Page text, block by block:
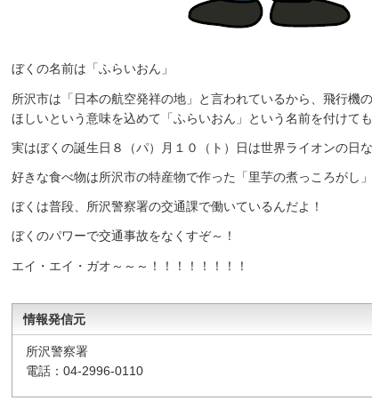
ぼくの名前は「ふらいおん」
所沢市は「日本の航空発祥の地」と言われているから、飛行機
ほしいという意味を込めて「ふらいおん」という名前を付けて
実はぼくの誕生日８（パ）月１０（ト）日は世界ライオンの日な
好きな食べ物は所沢市の特産物で作った「里芋の煮っころがし」
ぼくは普段、所沢警察署の交通課で働いているんだよ！
ぼくのパワーで交通事故をなくすぞ～！
エイ・エイ・ガオ～～～！！！！！！！！
情報発信元
所沢警察署
電話：04-2996-0110